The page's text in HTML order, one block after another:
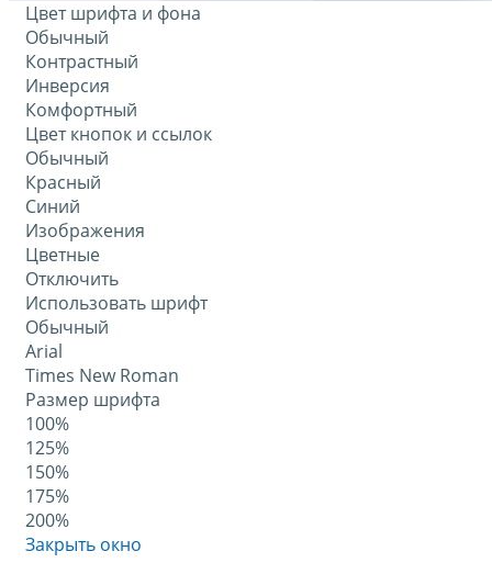
Цвет шрифта и фона
Обычный
Контрастный
Инверсия
Комфортный
Цвет кнопок и ссылок
Обычный
Красный
Синий
Изображения
Цветные
Отключить
Использовать шрифт
Обычный
Arial
Times New Roman
Размер шрифта
100%
125%
150%
175%
200%
Закрыть окно